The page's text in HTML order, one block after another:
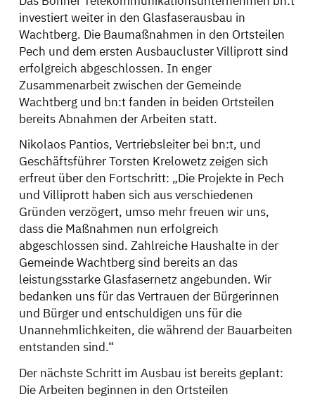
investiert weiter in den Glasfaserausbau in
Wachtberg. Die Baumaßnahmen in den Ortsteilen
Pech und dem ersten Ausbaucluster Villiprott sind
erfolgreich abgeschlossen. In enger
Zusammenarbeit zwischen der Gemeinde
Wachtberg und bn:t fanden in beiden Ortsteilen
bereits Abnahmen der Arbeiten statt.
Nikolaos Pantios, Vertriebsleiter bei bn:t, und
Geschäftsführer Torsten Krelowetz zeigen sich
erfreut über den Fortschritt: „Die Projekte in Pech
und Villiprott haben sich aus verschiedenen
Gründen verzögert, umso mehr freuen wir uns,
dass die Maßnahmen nun erfolgreich
abgeschlossen sind. Zahlreiche Haushalte in der
Gemeinde Wachtberg sind bereits an das
leistungsstarke Glasfasernetz angebunden. Wir
bedanken uns für das Vertrauen der Bürgerinnen
und Bürger und entschuldigen uns für die
Unannehmlichkeiten, die während der Bauarbeiten
entstanden sind.“
Der nächste Schritt im Ausbau ist bereits geplant:
Die Arbeiten beginnen in den Ortsteilen